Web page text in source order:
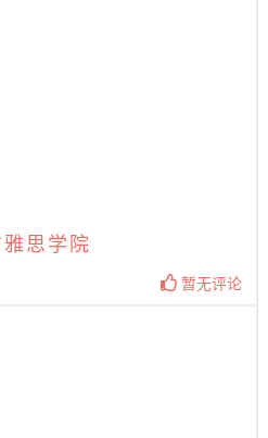
思学院
暂无评论